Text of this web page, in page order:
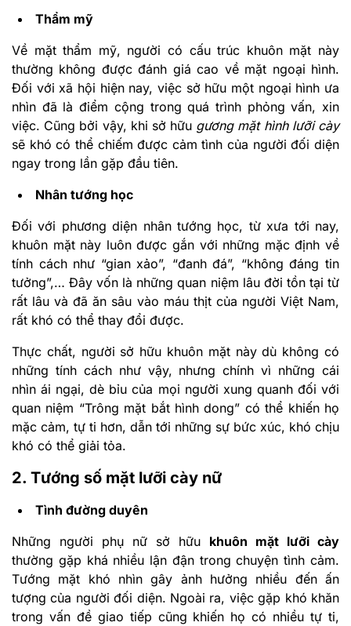
Thẩm mỹ
Về mặt thẩm mỹ, người có cấu trúc khuôn mặt này
thường không được đánh giá cao về mặt ngoại hình.
Đối với xã hội hiện nay, việc sở hữu một ngoại hình ưa
nhìn đã là điểm cộng trong quá trình phỏng vấn, xin
việc. Cũng bởi vậy, khi sở hữu gương mặt hình lưỡi cày
sẽ khó có thể chiếm được cảm tình của người đối diện
ngay trong lần gặp đầu tiên.
Nhân tướng học
Đối với phương diện nhân tướng học, từ xưa tới nay,
khuôn mặt này luôn được gắn với những mặc định về
tính cách như “gian xảo”, “đanh đá”, “không đáng tin
tưởng”,… Đây vốn là những quan niệm lâu đời tồn tại từ
rất lâu và đã ăn sâu vào máu thịt của người Việt Nam,
rất khó có thể thay đổi được.
Thực chất, người sở hữu khuôn mặt này dù không có
những tính cách như vậy, nhưng chính vì những cái
nhìn ái ngại, dè bỉu của mọi người xung quanh đối với
quan niệm “Trông mặt bắt hình dong” có thể khiến họ
mặc cảm, tự ti hơn, dẫn tới những sự bức xúc, khó chịu
khó có thể giải tỏa.
2. Tướng số mặt lưỡi cày nữ
Tình đường duyên
Những người phụ nữ sở hữu khuôn mặt lưỡi cày
thường gặp khá nhiều lận đận trong chuyện tình cảm.
Tướng mặt khó nhìn gây ảnh hưởng nhiều đến ấn
tượng của người đối diện. Ngoài ra, việc gặp khó khăn
trong vấn đề giao tiếp cũng khiến họ có nhiều tự ti,